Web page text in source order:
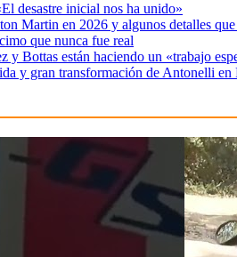
desastre inicial nos ha unido»
Martin en 2026 y algunos detalles que
que nunca fue real
y Bottas están haciendo un «trabajo
y gran transformación de Antonelli en